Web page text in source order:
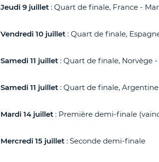
Jeudi 9 juillet : Quart de finale, France -
Vendredi 10 juillet : Quart de finale,
Samedi 11 juillet : Quart de finale, Norvège
Samedi 11 juillet : Quart de finale, Argentine
Mardi 14 juillet : Première demi-finale
Mercredi 15 juillet : Seconde demi-finale